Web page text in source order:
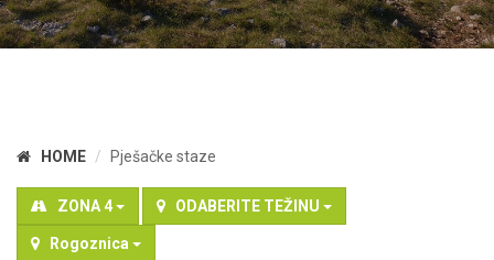
HOME Pješačke staze
ZONA 4 ODABERITE TEŽINU
Rogoznica